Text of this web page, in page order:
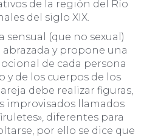
de la región del Río
del siglo XIX.
sensual (que no sexual)
y propone una
de cada persona
y de los cuerpos de los
debe realizar figuras,
improvisados llamados
diferentes para
por ello se dice que